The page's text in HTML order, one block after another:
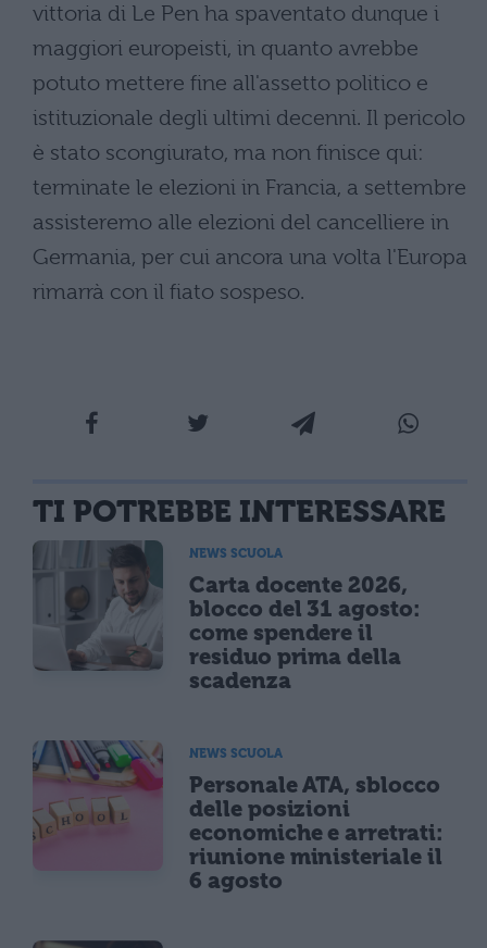
vittoria di Le Pen ha spaventato dunque i
maggiori europeisti, in quanto avrebbe
potuto mettere fine all'assetto politico e
istituzionale degli ultimi decenni. Il pericolo
è stato scongiurato, ma non finisce qui:
terminate le elezioni in Francia, a settembre
assisteremo alle elezioni del cancelliere in
Germania, per cui ancora una volta l'Europa
rimarrà con il fiato sospeso.
TI POTREBBE INTERESSARE
NEWS SCUOLA
Carta docente 2026,
blocco del 31 agosto:
come spendere il
residuo prima della
scadenza
NEWS SCUOLA
Personale ATA, sblocco
delle posizioni
economiche e arretrati:
riunione ministeriale il
6 agosto